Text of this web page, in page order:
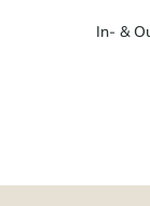
In- &